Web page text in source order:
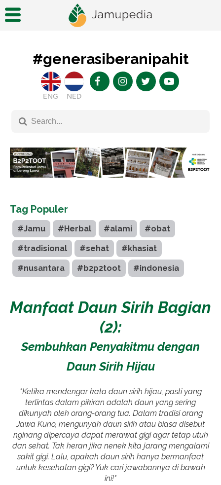
#generasiberanipahit
ENG NED
Tag Populer
#Jamu #Herbal #alami #obat
#tradisional #sehat #khasiat
#nusantara #b2p2toot #indonesia
Manfaat Daun Sirih Bagian
(2):
Sembuhkan Penyakitmu dengan
Daun Sirih Hijau
"Ketika mendengar kata daun sirih hijau, pasti yang
terlintas dalam pikiran adalah daun yang sering
dikunyah oleh orang-orang tua. Dalam tradisi orang
Jawa Kuno, mengunyah daun sirih atau biasa disebut
nginang dipercaya dapat merawat gigi agar tetap utuh
dan sehat. Tak heran jika nenek kita jarang mengalami
sakit gigi. Lalu, apakah daun sirih hanya bermanfaat
untuk kesehatan gigi? Yuk cari jawabannya di bawah
ini!"